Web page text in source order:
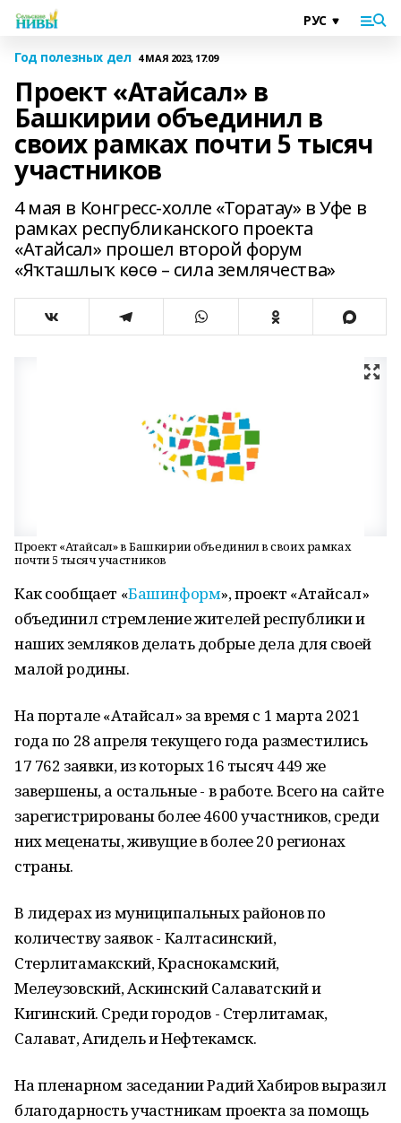
Год полезных дел 4 МАЯ 2023, 17:09
Проект «Атайсал» в
Башкирии объединил в
своих рамках почти 5 тысяч
участников
4 мая в Конгресс-холле «Торатау» в Уфе в
рамках республиканского проекта
«Атайсал» прошел второй форум
«Яҡташлыҡ көсө – сила землячества»
Проект «Атайсал» в Башкирии объединил в своих рамках
почти 5 тысяч участников
Как сообщает «Башинформ», проект «Атайсал»
объединил стремление жителей республики и
наших земляков делать добрые дела для своей
малой родины.
На портале «Атайсал» за время с 1 марта 2021
года по 28 апреля текущего года разместились
17 762 заявки, из которых 16 тысяч 449 же
завершены, а остальные - в работе. Всего на сайте
зарегистрированы более 4600 участников, среди
них меценаты, живущие в более 20 регионах
страны.
В лидерах из муниципальных районов по
количеству заявок - Калтасинский,
Стерлитамакский, Краснокамский,
Мелеузовский, Аскинский Салаватский и
Кигинский. Среди городов - Стерлитамак,
Салават, Агидель и Нефтекамск.
На пленарном заседании Радий Хабиров выразил
благодарность участникам проекта за помощь